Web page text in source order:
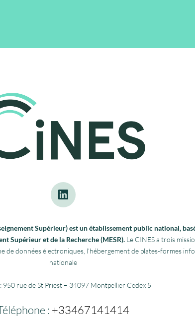
Supérieur) est un établissement public national,
Supérieur et de la Recherche (MESR). Le CINES a trois
de données électroniques, l’hébergement de plates-formes
nationale
: 950 rue de St Priest – 34097 Montpellier Cedex 5
: +33467141414